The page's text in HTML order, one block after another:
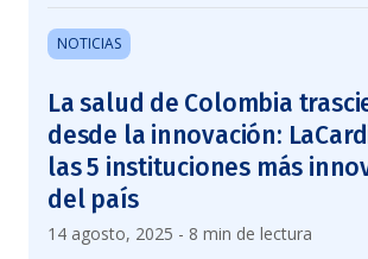
NOTICIAS
La salud de Colombia
desde la innovación:
las 5 instituciones más
del país
14 agosto, 2025 - 8 min de lectura